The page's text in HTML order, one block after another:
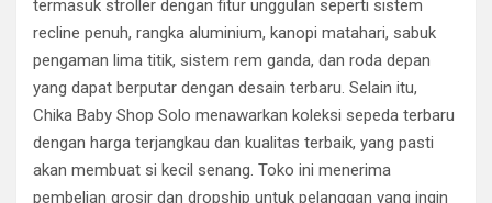
termasuk stroller dengan fitur unggulan seperti sistem
recline penuh, rangka aluminium, kanopi matahari, sabuk
pengaman lima titik, sistem rem ganda, dan roda depan
yang dapat berputar dengan desain terbaru. Selain itu,
Chika Baby Shop Solo menawarkan koleksi sepeda terbaru
dengan harga terjangkau dan kualitas terbaik, yang pasti
akan membuat si kecil senang. Toko ini menerima
pembelian grosir dan dropship untuk pelanggan yang ingin